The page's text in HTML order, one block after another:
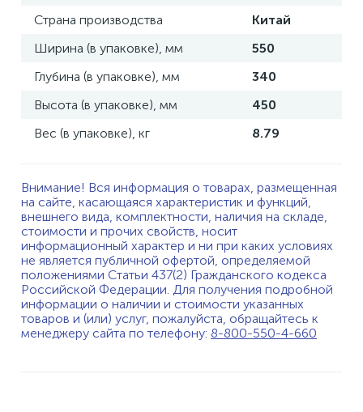
Страна производства
Китай
Ширина (в упаковке), мм
550
Глубина (в упаковке), мм
340
Высота (в упаковке), мм
450
Вес (в упаковке), кг
8.79
Внимание! Вся информация о товарах, размещенная
на сайте, касающаяся характеристик и функций,
внешнего вида, комплектности, наличия на складе,
стоимости и прочих свойств, носит
информационный характер и ни при каких условиях
не является публичной офертой, определяемой
положениями Статьи 437(2) Гражданского кодекса
Российской Федерации. Для получения подробной
информации о наличии и стоимости указанных
товаров и (или) услуг, пожалуйста, обращайтесь к
менеджеру сайта по телефону: 8-800-550-4-660